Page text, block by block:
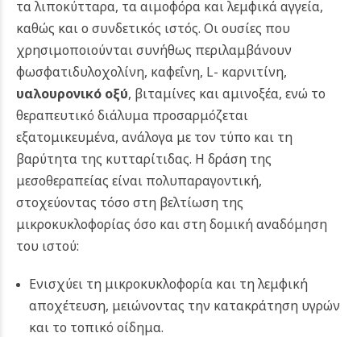
τα λιποκύτταρα, τα αιμοφόρα και λεμφικά αγγεία,
καθώς και ο συνδετικός ιστός. Οι ουσίες που
χρησιμοποιούνται συνήθως περιλαμβάνουν
φωσφατιδυλοχολίνη, καφεΐνη, L- καρνιτίνη,
υαλουρονικό οξύ, βιταμίνες και αμινοξέα, ενώ το
θεραπευτικό διάλυμα προσαρμόζεται
εξατομικευμένα, ανάλογα με τον τύπο και τη
βαρύτητα της κυτταρίτιδας. Η δράση της
μεσοθεραπείας είναι πολυπαραγοντική,
στοχεύοντας τόσο στη βελτίωση της
μικροκυκλοφορίας όσο και στη δομική αναδόμηση
του ιστού:
Ενισχύει τη μικροκυκλοφορία και τη λεμφική
αποχέτευση, μειώνοντας την κατακράτηση υγρών
και το τοπικό οίδημα.